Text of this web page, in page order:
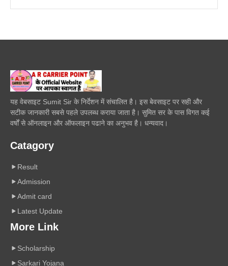
यह वेबसाइट Sumit Sir के निर्देशन में संचालित है। इस बेवसाइट पर सही और
सटीक जानकारी सबसे पहले उपलब्ध कराया जाता है। सुमित सर के पास विगत कई
वर्षों से ऑनलाइन और ऑफलाइन पढाने का अनुभव है। धन्यवाद।
Catagory
Result
Admission
Admit card
Latest Update
More Link
Scholarship
Sarkari Yojana